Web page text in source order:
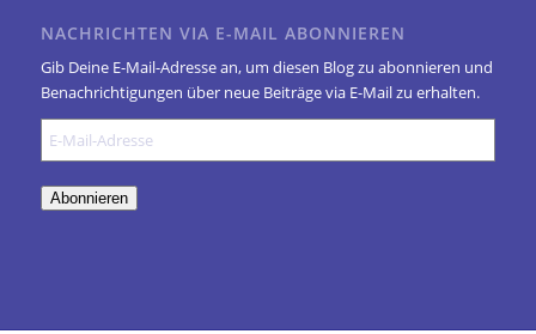
NACHRICHTEN VIA E-MAIL ABONNIEREN
Gib Deine E-Mail-Adresse an, um diesen Blog zu abonnieren und
Benachrichtigungen über neue Beiträge via E-Mail zu erhalten.
Abonnieren